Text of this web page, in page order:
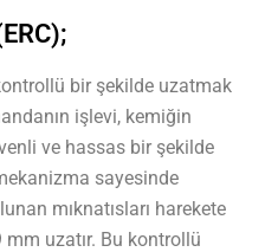
bir şekilde uzatmak
işlevi, kemiğin
ve hassas bir şekilde
sayesinde
mıknatısları harekete
uzatır. Bu kontrollü